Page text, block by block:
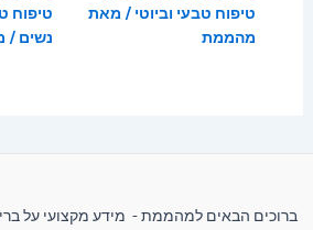
טיפוח טבעי וביוטי / מאת
מהממת
טיפוח
נשים /
ברוכים הבאים למהממת - מידע מקצועי על